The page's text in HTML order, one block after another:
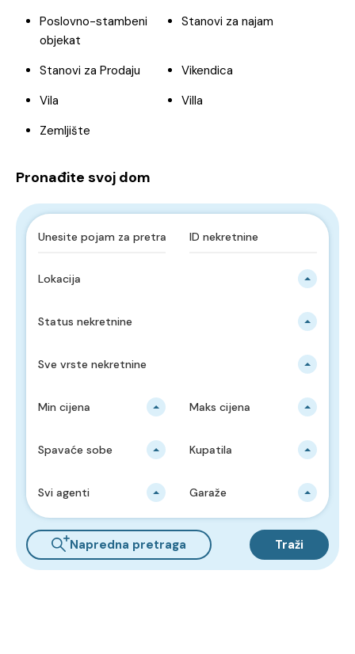
Poslovno-stambeni
objekat
Stanovi za najam
Stanovi za Prodaju
Vikendica
Vila
Villa
Zemljište
Pronađite svoj dom
Lokacija
Status nekretnine
Sve vrste nekretnine
Min cijena Maks cijena
Spavaće sobe Kupatila
Svi agenti Garaže
Napredna pretraga Traži